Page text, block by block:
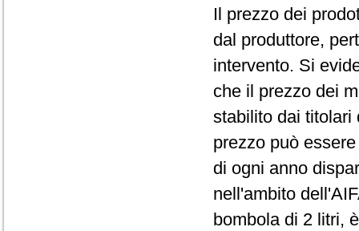
Il prezzo dei
dal produttore,
intervento. Si
che il prezzo dei
stabilito dai titolari
prezzo può
di ogni anno
nell'ambito
bombola di 2 litri,